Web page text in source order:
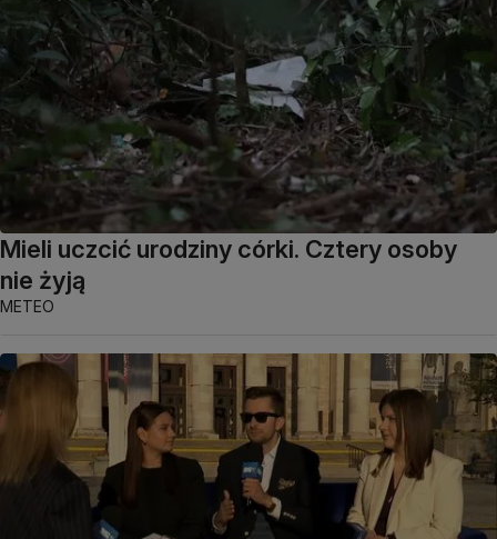
Mieli uczcić urodziny córki. Cztery osoby
nie żyją
METEO